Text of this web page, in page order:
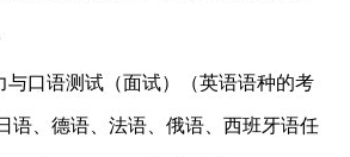
与口语测试（面试）（英语语种的考
语、德语、法语、俄语、西班牙语任